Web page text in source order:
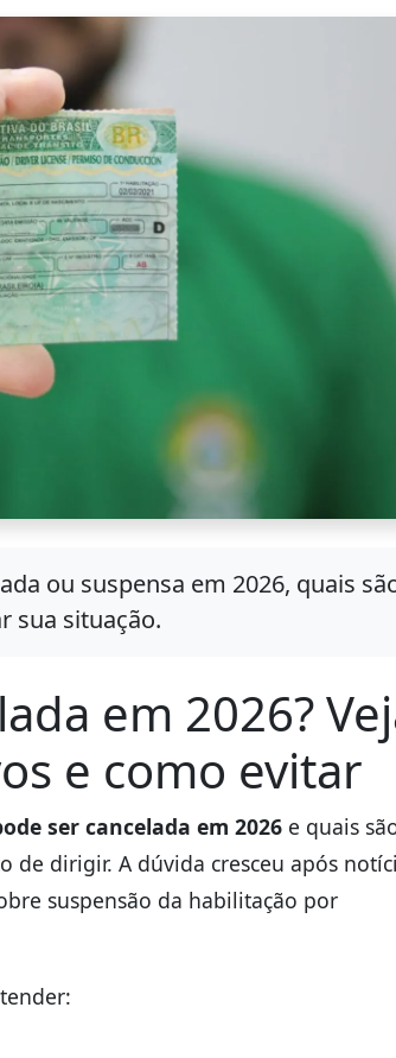
ou suspensa em 2026, quais
sua situação.
em 2026?
e como evitar
ser cancelada em 2026 e quais
dirigir. A dúvida cresceu após
suspensão da habilitação por